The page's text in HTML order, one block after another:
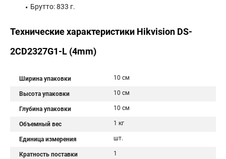
Брутто: 833 г.
Технические характеристики Hikvision DS-
2CD2327G1-L (4mm)
Ширина упаковки 10 см
Высота упаковки 10 см
Глубина упаковки 10 см
Объемный вес 1 кг
Единица измерения шт.
Кратность поставки 1